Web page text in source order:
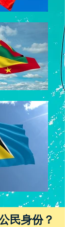
民身份？